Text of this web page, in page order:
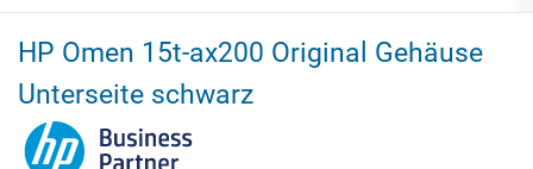
HP Omen 15t-ax200 Original Gehäuse
Unterseite schwarz